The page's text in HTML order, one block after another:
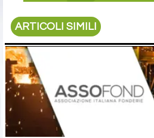
ARTICOLI SIMILI